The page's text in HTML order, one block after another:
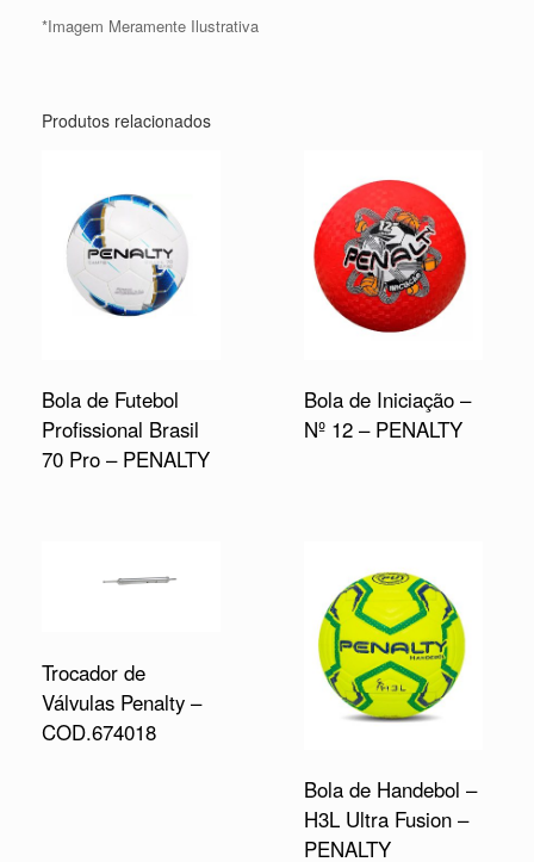
*Imagem Meramente Ilustrativa
Produtos relacionados
Bola de Futebol
Profissional Brasil
70 Pro – PENALTY
Bola de Iniciação –
Nº 12 – PENALTY
Trocador de
Válvulas Penalty –
COD.674018
Bola de Handebol –
H3L Ultra Fusion –
PENALTY